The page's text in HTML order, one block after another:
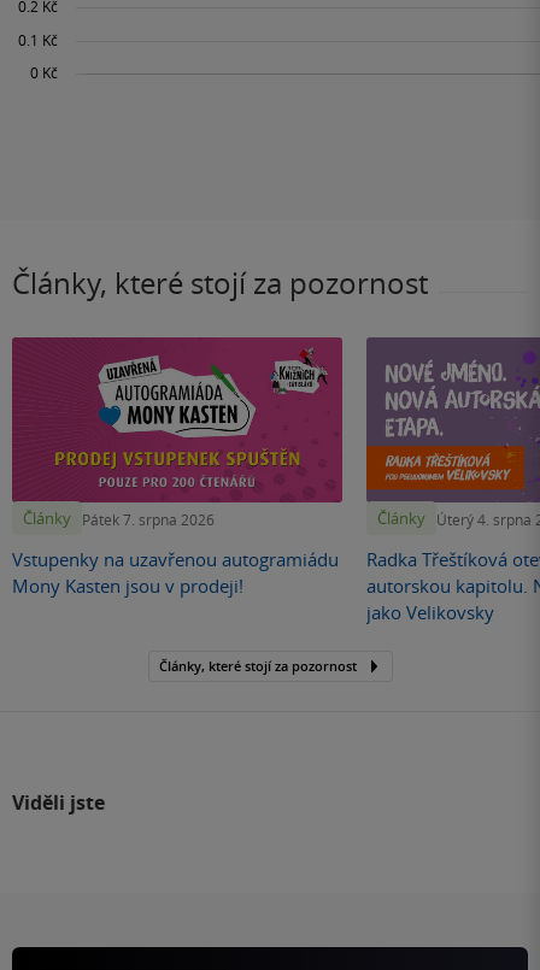
Články, které stojí za pozornost
Články Pátek 7. srpna 2026
Vstupenky na uzavřenou autogramiádu
Mony Kasten jsou v prodeji!
Články Úterý 4. srpna
Radka Třeštíková
autorskou kapitolu.
jako Velikovsky
Články, které stojí za pozornost
Viděli jste